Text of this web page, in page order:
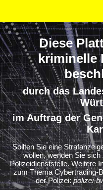
Diese
kriminelle
durch das
im Auftrag der
Sollten Sie eine
wollen, wenden Sie
Polizeidienststelle. Weitere
zum Thema Cybertrading-
der Polizei:polizei-